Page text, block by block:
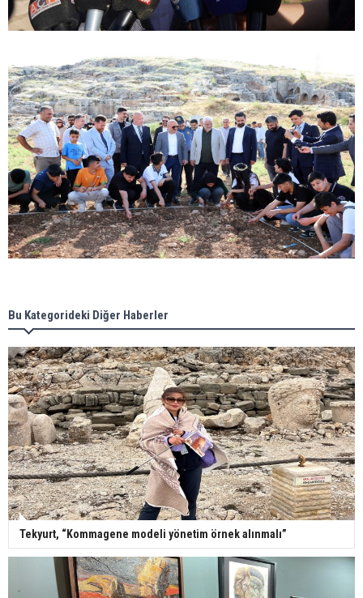
Bu Kategorideki Diğer Haberler
Tekyurt, “Kommagene modeli yönetim örnek alınmalı”